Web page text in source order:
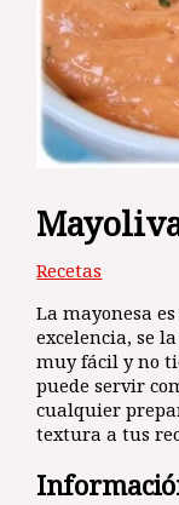
Recetas
La mayonesa
excelencia, se
muy fácil y no
puede servir
cualquier
textura a tus